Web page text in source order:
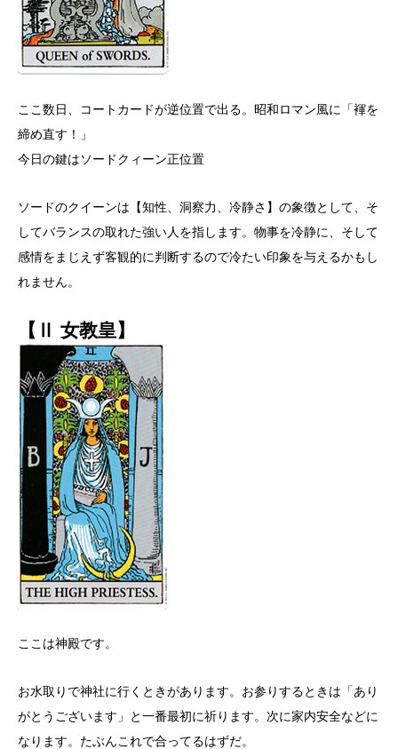
ここ数日、コートカードが逆位置で出る。昭和ロマン風に「褌を
締め直す！」
今日の鍵はソードクィーン正位置
ソードのクイーンは【知性、洞察力、冷静さ】の象徴として、そ
してバランスの取れた強い人を指します。物事を冷静に、そして
感情をまじえず客観的に判断するので冷たい印象を与えるかもし
れません。
【Ⅱ 女教皇】
ここは神殿です。
お水取りで神社に行くときがあります。お参りするときは「あり
がとうございます」と一番最初に祈ります。次に家内安全などに
なります。たぶんこれで合ってるはずだ。